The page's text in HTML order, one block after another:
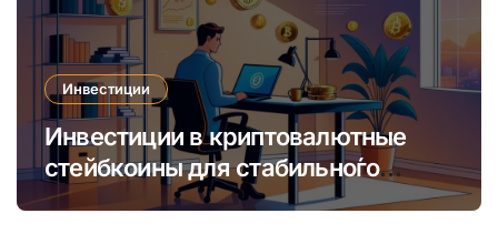
Инвестиции
Инвестиции в криптовалютные
стейбкоины для стабильно́го
онлайн-заработка в условиях